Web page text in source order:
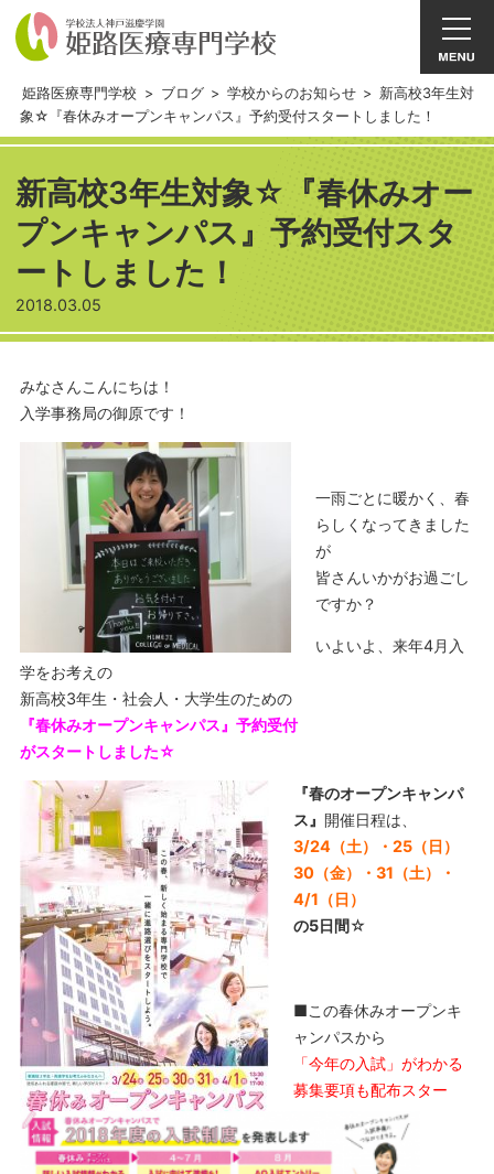
姫路医療専門学校 > ブログ > 学校からのお知らせ > 新高校3年生対
象☆『春休みオープンキャンパス』予約受付スタートしました！
新高校3年生対象☆『春休みオー
プンキャンパス』予約受付スタ
ートしました！
2018.03.05
みなさんこんにちは！
入学事務局の御原です！
一雨ごとに暖かく、春
らしくなってきました
が
皆さんいかがお過ごし
ですか？
いよいよ、来年4月入
学をお考えの
新高校3年生・社会人・大学生のための
『春休みオープンキャンパス』予約受付
がスタートしました☆
『春のオープンキャンパ
ス』 開催日程は、
3/24（土）・25（日）
30（金）・ 31（土）・
4/1（日）
の5日間☆
■この春休みオープンキ
ャンパスから
「今年の入試」がわかる
募集要項も配布スター